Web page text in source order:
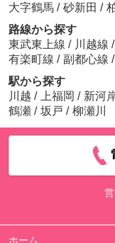
大字鶴馬 / 砂新田 /
路線から探す
東武東上線 / 川越線 /
有楽町線 / 副都心線 /
駅から探す
川越 / 上福岡 / 新河
鶴瀬 / 坂戸 / 柳瀬川
ホーム